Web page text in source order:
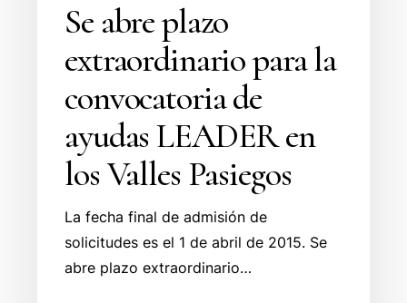
Pasiegos
Se abre plazo
extraordinario para la
convocatoria de
ayudas LEADER en
los Valles Pasiegos
La fecha final de admisión de
solicitudes es el 1 de abril de 2015. Se
abre plazo extraordinario…